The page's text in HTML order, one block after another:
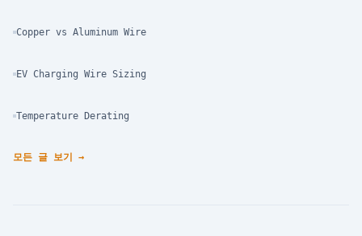
Copper vs Aluminum Wire
EV Charging Wire Sizing
Temperature Derating
모든 글 보기 →